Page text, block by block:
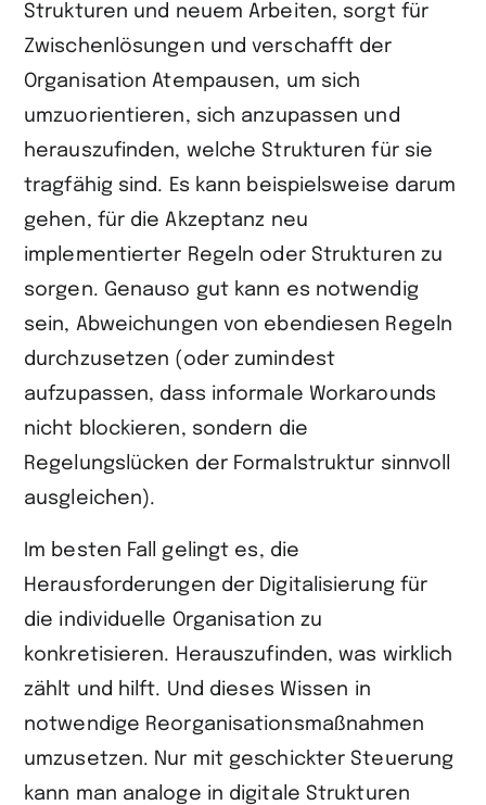
Strukturen und neuem Arbeiten, sorgt für
Zwischenlösungen und verschafft der
Organisation Atempausen, um sich
umzuorientieren, sich anzupassen und
herauszufinden, welche Strukturen für sie
tragfähig sind. Es kann beispielsweise darum
gehen, für die Akzeptanz neu
implementierter Regeln oder Strukturen zu
sorgen. Genauso gut kann es notwendig
sein, Abweichungen von ebendiesen Regeln
durchzusetzen (oder zumindest
aufzupassen, dass informale Workarounds
nicht blockieren, sondern die
Regelungslücken der Formalstruktur sinnvoll
ausgleichen).
Im besten Fall gelingt es, die
Herausforderungen der Digitalisierung für
die individuelle Organisation zu
konkretisieren. Herauszufinden, was wirklich
zählt und hilft. Und dieses Wissen in
notwendige Reorganisationsmaßnahmen
umzusetzen. Nur mit geschickter Steuerung
kann man analoge in digitale Strukturen